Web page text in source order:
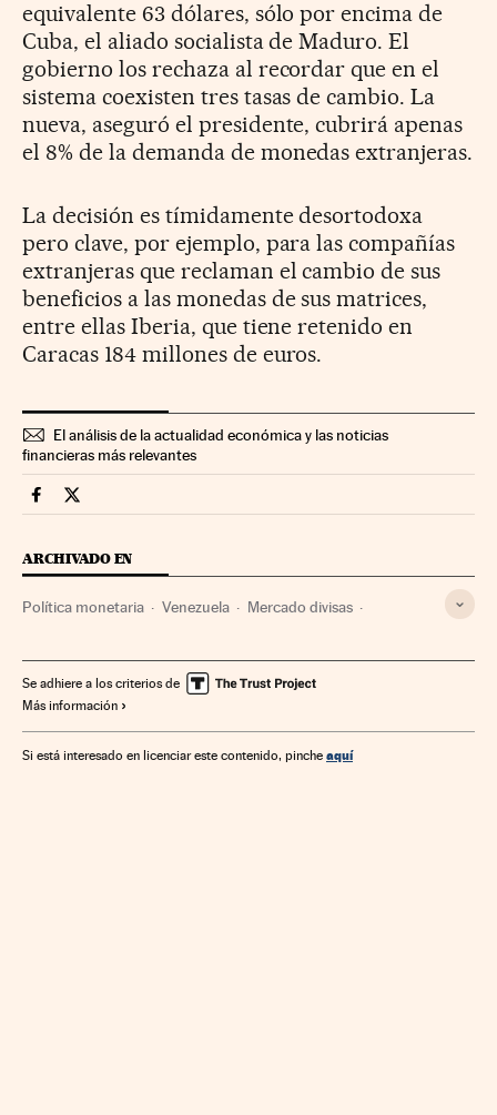
equivalente 63 dólares, sólo por encima de
Cuba, el aliado socialista de Maduro. El
gobierno los rechaza al recordar que en el
sistema coexisten tres tasas de cambio. La
nueva, aseguró el presidente, cubrirá apenas
el 8% de la demanda de monedas extranjeras.
La decisión es tímidamente desortodoxa
pero clave, por ejemplo, para las compañías
extranjeras que reclaman el cambio de sus
beneficios a las monedas de sus matrices,
entre ellas Iberia, que tiene retenido en
Caracas 184 millones de euros.
El análisis de la actualidad económica y las noticias
financieras más relevantes
Companias Cinco Días en Facebook
Companias Cinco Días en Twitter
ARCHIVADO EN
Política monetaria Venezuela Mercado divisas
Mercados financieros Economía América
Se adhiere a los criterios de
Más información
Si está interesado en licenciar este contenido, pinche aquí